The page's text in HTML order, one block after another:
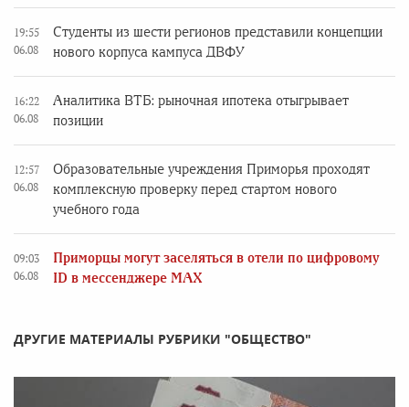
19:55
06.08
Студенты из шести регионов представили концепции
нового корпуса кампуса ДВФУ
16:22
06.08
Аналитика ВТБ: рыночная ипотека отыгрывает
позиции
12:57
06.08
Образовательные учреждения Приморья проходят
комплексную проверку перед стартом нового
учебного года
09:03
06.08
Приморцы могут заселяться в отели по цифровому
ID в мессенджере MAX
ДРУГИЕ МАТЕРИАЛЫ РУБРИКИ "ОБЩЕСТВО"